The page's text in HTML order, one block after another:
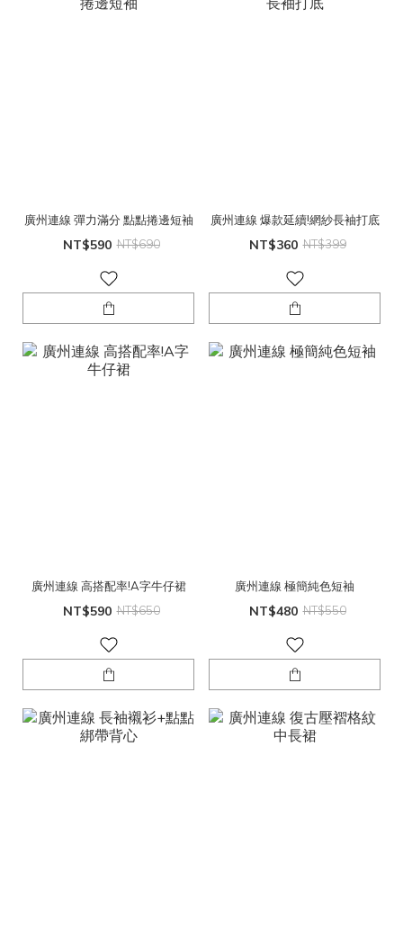
廣州連線 彈力滿分 點點捲邊短袖
NT$590 NT$690
廣州連線 爆款延續!網紗長袖打底
NT$360 NT$399
廣州連線 高搭配率!A字牛仔裙
NT$590 NT$650
廣州連線 極簡純色短袖
NT$480 NT$550